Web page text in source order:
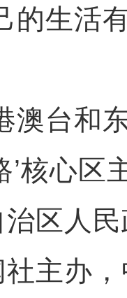
的生活
台和东
’核心区
区人
主办